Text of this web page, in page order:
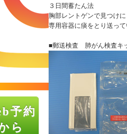
予約
ら
３日間蓄たん法
胸部レントゲンで見つけ
専用容器に痰をとり送っ
■郵送検査 肺がん検査キ